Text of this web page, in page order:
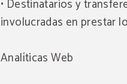
• Destinatarios y
involucradas en prestar
Analíticas Web